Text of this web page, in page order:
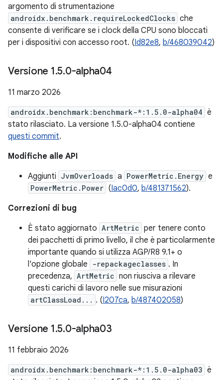
argomento di strumentazione
androidx.benchmark.requireLockedClocks che
consente di verificare se i clock della CPU sono bloccati
per i dispositivi con accesso root. (Id82e8, b/468039042)
Versione 1.5.0-alpha04
11 marzo 2026
androidx.benchmark:benchmark-*:1.5.0-alpha04 è
stato rilasciato. La versione 1.5.0-alpha04 contiene
questi commit.
Modifiche alle API
Aggiunti JvmOverloads a PowerMetric.Energy e
PowerMetric.Power (Iac0d0, b/481371562).
Correzioni di bug
È stato aggiornato ArtMetric per tenere conto
dei pacchetti di primo livello, il che è particolarmente
importante quando si utilizza AGP/R8 9.1+ o
l'opzione globale
-repackageclasses . In
precedenza, ArtMetric non riusciva a rilevare
questi carichi di lavoro nelle sue misurazioni
artClassLoad... . (I207ca, b/487402058)
Versione 1.5.0-alpha03
11 febbraio 2026
androidx.benchmark:benchmark-*:1.5.0-alpha03 è